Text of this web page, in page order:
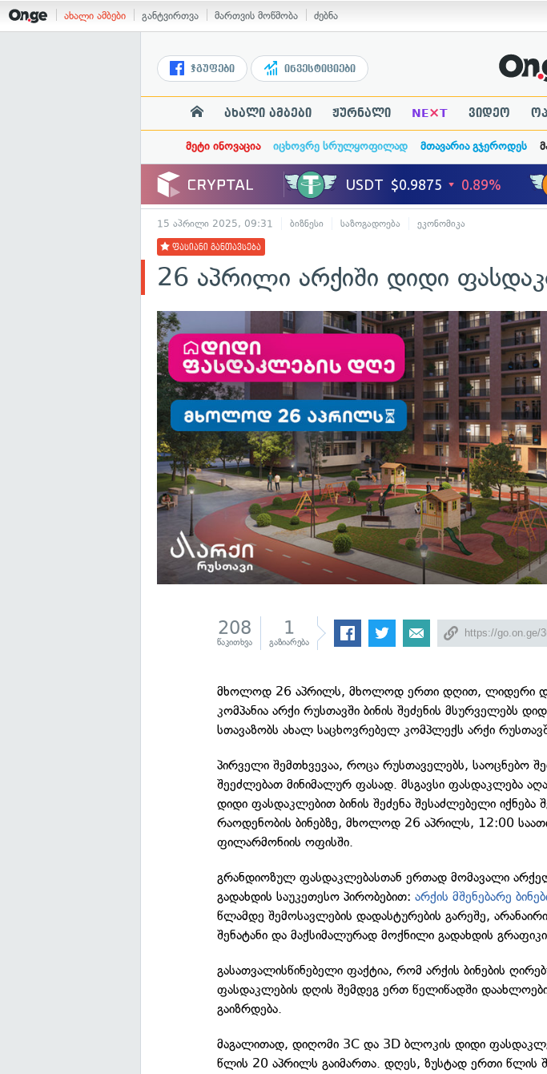
ახალი ამბები განტვირთვა მართვის მოწმობა ძებნა
ჯგუფები ინვესტიციები
ახალი ამბები ჟურნალი NE×T ვიდეო
მეტი ინოვაცია იცხოვრე სრულყოფილად მთავარია გჯეროდეს
15 აპრილი 2025, 09:31 ბიზნესი საზოგადოება ეკონომიკა
ფასიანი განთავსება
26 აპრილი არქიში დიდი
208
წაკითხვა
1
გაზიარება
მხოლოდ 26 აპრილს, მხოლოდ ერთი დღით, ლიდერი
კომპანია არქი რუსთავში ბინის შეძენის მსურველებს
სთავაზობს ახალ საცხოვრებელ კომპლექს არქი
პირველი შემთხვევაა, როცა რუსთაველებს, საოცნებო
შეეძლებათ მინიმალურ ფასად. მსგავსი ფასდაკლება
დიდი ფასდაკლებით ბინის შეძენა შესაძლებელი
რაოდენობის ბინებზე, მხოლოდ 26 აპრილს, 12:00
ფილარმონიის ოფისში.
გრანდიოზულ ფასდაკლებასთან ერთად მომავალი
გადახდის საუკეთესო პირობებით:არქის მშენებარე
წლამდე შემოსავლების დადასტურების გარეშე,
შენატანი და მაქსიმალურად მოქნილი გადახდის
გასათვალისწინებელი ფაქტია, რომ არქის ბინების
ფასდაკლების დღის შემდეგ ერთ წელიწადში
გაიზრდება.
მაგალითად, დიღომი 3C და 3D ბლოკის დიდი
წლის 20 აპრილს გაიმართა. დღეს, ზუსტად ერთი წლის